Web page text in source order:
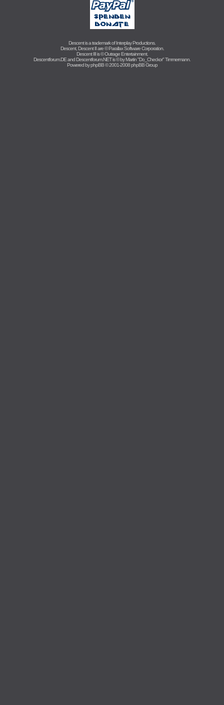
Descent is a trademark ofInterplay Productions.
Descent, Descent II are ©Parallax Software Corporation.
Descent III is ©Outrage Entertainment.
Descentforum.DE and Descentforum.NET is © byMartin "Do_Checkor" Timmermann
Powered byphpBB© 2001-2008 phpBB Group